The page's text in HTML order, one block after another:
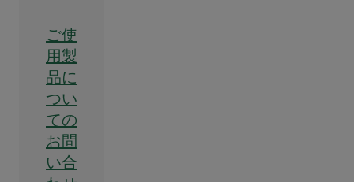
ご使
用製
品に
つい
ての
お問
い合